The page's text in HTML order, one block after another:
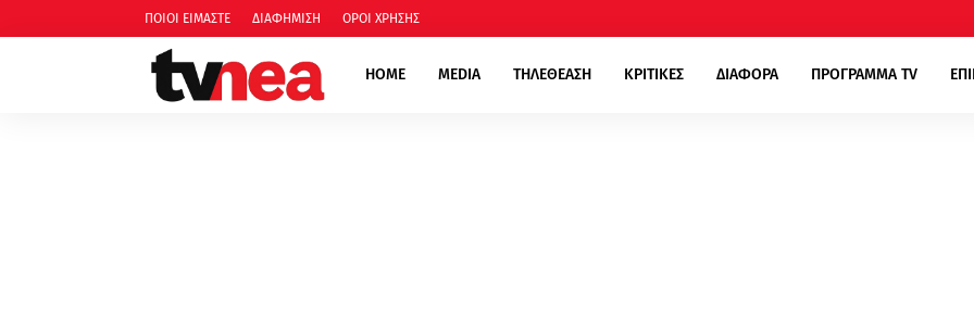
ΠΟΙΟΙ ΕΙΜΑΣΤΕ ΔΙΑΦΗΜΙΣΗ ΟΡΟΙ ΧΡΗΣΗΣ
HOME MEDIA ΤΗΛΕΘΕΑΣΗ ΚΡΙΤΙΚΕΣ ΔΙΑΦΟΡΑ ΠΡΟΓΡΑΜΜΑ TV